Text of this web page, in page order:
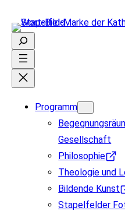
Suchen
Programm
Gesellschaft
Philosophie
Theologie und
Bildende Kunst
Stapelfelder